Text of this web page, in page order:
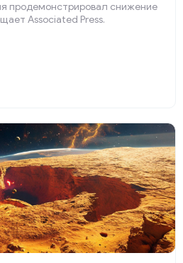
продемонстрировал снижение
Associated Press.